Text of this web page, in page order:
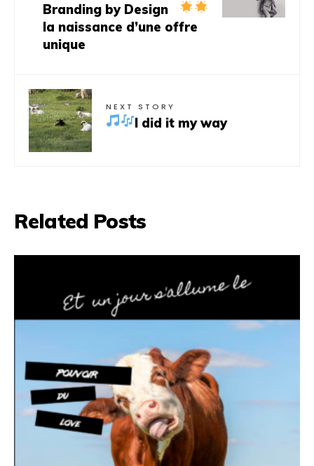
Branding by Design
la naissance d’une offre
unique
NEXT STORY
I did it my way
Related Posts